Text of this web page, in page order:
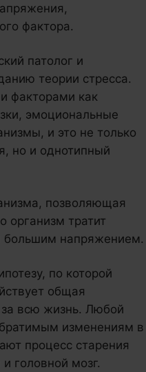
фактора.
патолог и
теории стресса.
факторами как
эмоциональные
и это не только
но и однотипный
позволяющая
организм тратит
большим напряжением.
по которой
общая
за всю жизнь. Любой
изменениям в
процесс старения
головной мозг.